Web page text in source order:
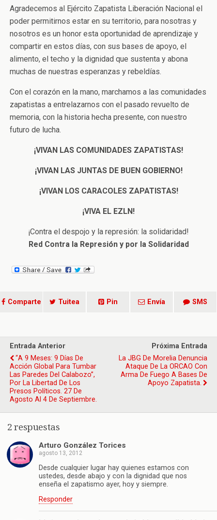
Agradecemos al Ejército Zapatista Liberación Nacional el
poder permitirnos estar en su territorio, para nosotras y
nosotros es un honor esta oportunidad de aprendizaje y
compartir en estos días, con sus bases de apoyo, el
alimento, el techo y la dignidad que sustenta y abona
muchas de nuestras esperanzas y rebeldías.
Con el corazón en la mano, marchamos a las comunidades
zapatistas a entrelazarnos con el pasado revuelto de
memoria, con la historia hecha presente, con nuestro
futuro de lucha.
¡VIVAN LAS COMUNIDADES ZAPATISTAS!
¡VIVAN LAS JUNTAS DE BUEN GOBIERNO!
¡VIVAN LOS CARACOLES ZAPATISTAS!
¡VIVA EL EZLN!
¡Contra el despojo y la represión: la solidaridad!
Red Contra la Represión y por la Solidaridad
Comparte Tuitea Pin Envía SMS
Entrada Anterior
“A 9 Meses: 9 Días De
Acción Global Para Tumbar
Las Paredes Del Calabozo”,
Por La Libertad De Los
Presos Políticos. 27 De
Agosto Al 4 De Septiembre.
Próxima Entrada
La JBG De Morelia Denuncia
Ataque De La ORCAO Con
Arma De Fuego A Bases De
Apoyo Zapatista.
2 respuestas
Arturo González Torices
agosto 13, 2012
Desde cualquier lugar hay quienes estamos con
ustedes, desde abajo y con la dignidad que nos
enseña el zapatismo ayer, hoy y siempre.
Responder